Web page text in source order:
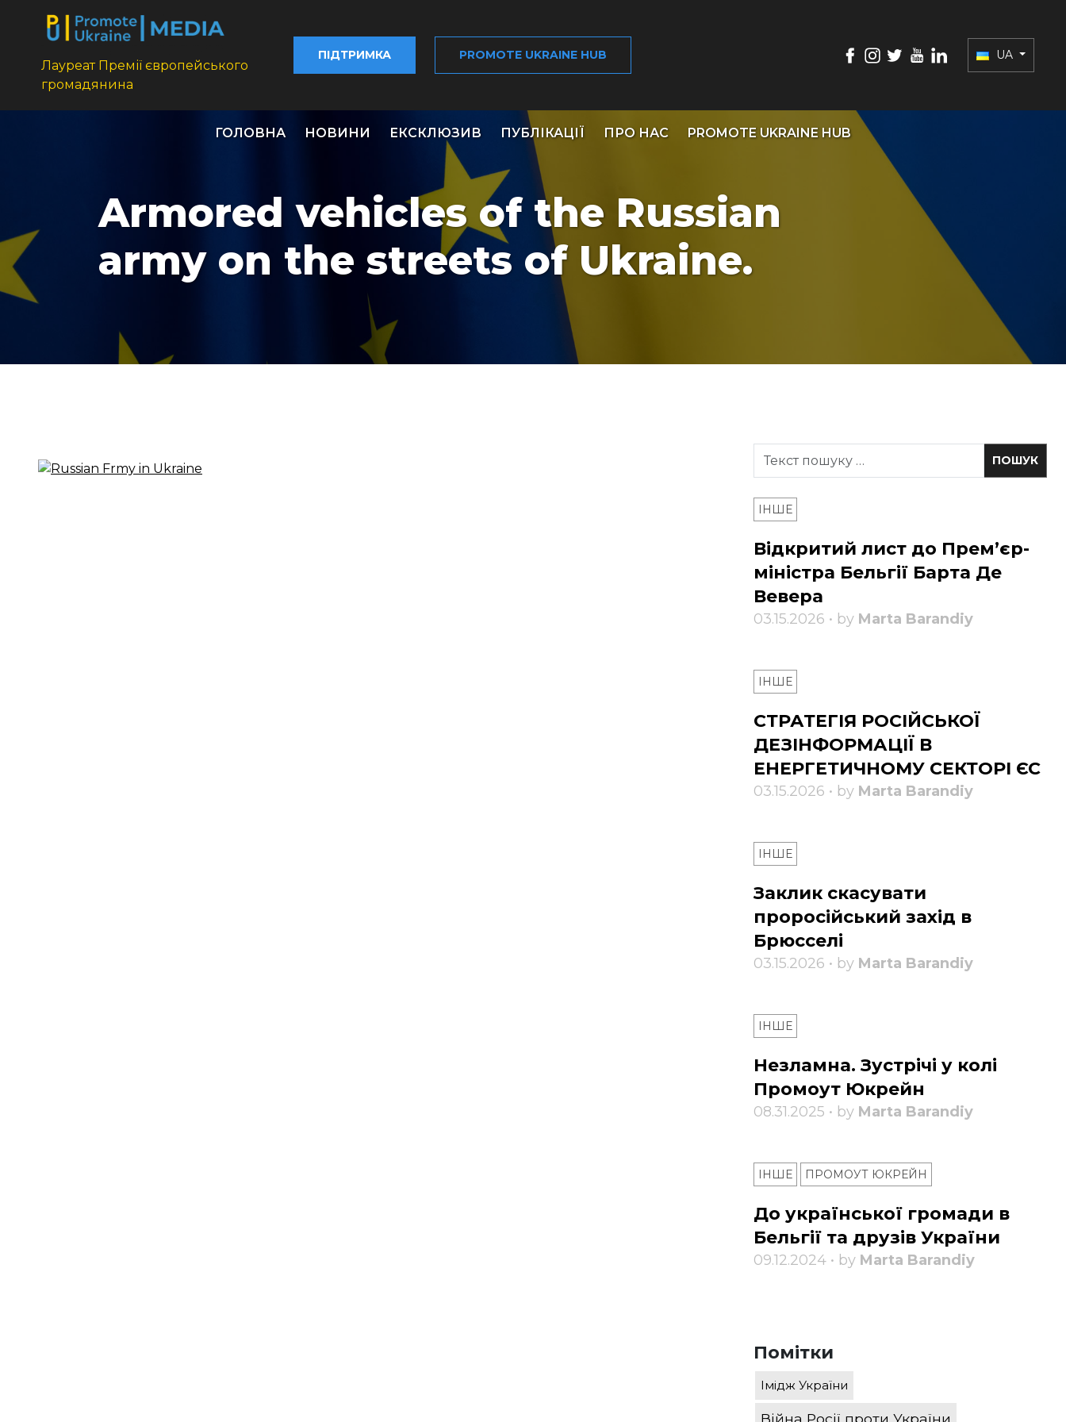
Лауреат Премії європейського
громадянина
ПІДТРИМКА PROMOTE UKRAINE HUB UA
ГОЛОВНА НОВИНИ ЕКСКЛЮЗИВ ПУБЛІКАЦІЇ ПРО НАС PROMOTE UKRAINE HUB
Armored vehicles of the Russian
army on the streets of Ukraine.
ІНШЕ
Відкритий лист до Прем’єр-
міністра Бельгії Барта Де
Вевера
03.15.2026 • by Marta Barandiy
ІНШЕ
СТРАТЕГІЯ РОСІЙСЬКОЇ
ДЕЗІНФОРМАЦІЇ В
ЕНЕРГЕТИЧНОМУ СЕКТОРІ ЄС
03.15.2026 • by Marta Barandiy
ІНШЕ
Заклик скасувати
проросійський захід в
Брюсселі
03.15.2026 • by Marta Barandiy
ІНШЕ
Незламна. Зустрічі у колі
Промоут Юкрейн
08.31.2025 • by Marta Barandiy
ІНШЕ ПРОМОУТ ЮКРЕЙН
До української громади в
Бельгії та друзів України
09.12.2024 • by Marta Barandiy
Помітки
Імідж України
Війна Росії проти України